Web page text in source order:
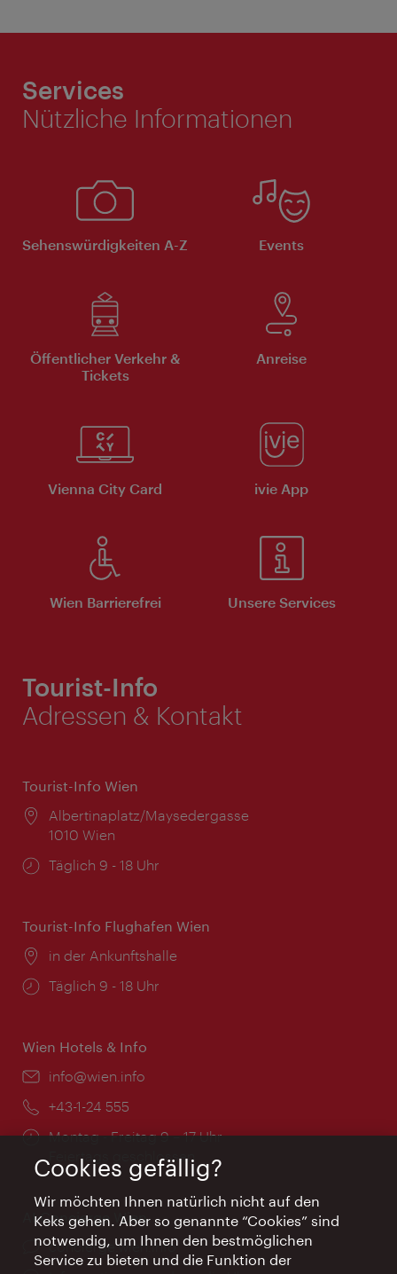
Services
Nützliche Informationen
Sehenswürdigkeiten A-Z Events
Öffentlicher Verkehr &
Tickets
Anreise
Vienna City Card ivie App
Wien Barrierefrei Unsere Services
Tourist-Info
Adressen & Kontakt
Tourist-Info Wien
Ort:
Albertinaplatz/Maysedergasse
1010 Wien
Öffnungszeiten:
Täglich 9 - 18 Uhr
Tourist-Info Flughafen Wien
Ort:
in der Ankunftshalle
Öffnungszeiten:
Täglich 9 - 18 Uhr
Wien Hotels & Info
Email:
info@wien.info
Telefon:
+43-1-24 555
Öffnungszeiten:
Montag - Freitag 9 – 17 Uhr
Feiertags geschlossen
AI Concierge Wien
Ort:
concierge.wien.info
Cookies gefällig?
Wir möchten Ihnen natürlich nicht auf den
Keks gehen. Aber so genannte “Cookies” sind
notwendig, um Ihnen den bestmöglichen
Service zu bieten und die Funktion der